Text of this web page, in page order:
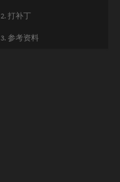
2. 打补丁
3. 参考资料